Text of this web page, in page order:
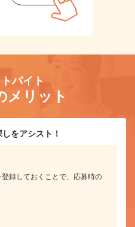
バイト
メリット
をアシスト！
録しておくことで、応募時の